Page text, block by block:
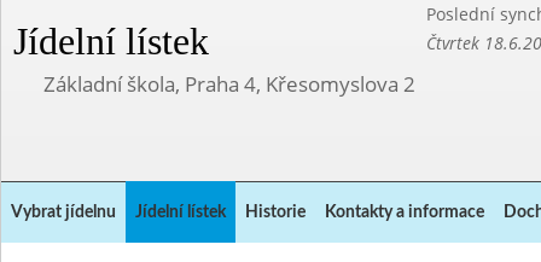
Jídelní lístek
Poslední
Čtvrtek
Základní škola, Praha 4, Křesomyslova 2
Vybrat jídelnu Jídelní lístek Historie Kontakty a informace